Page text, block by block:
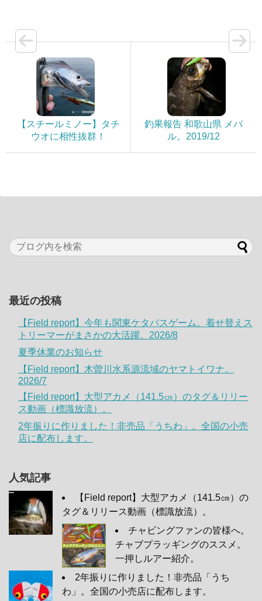
【スチールミノー】タチ
ウオに相性抜群！
釣果報告 和歌山県 メバ
ル。2019/12
最近の投稿
【Field report】今年も関東ケタバスゲーム。着せ替えス
トリーマーがまさかの大活躍。2026/8
夏季休業のお知らせ
【Field report】木曽川水系源流域のヤマトイワナ。
2026/7
【Field report】大型アカメ（141.5㎝）のタグ＆リリー
ス動画（標識放流）。
2年振りに作りました！非売品「うちわ」。全国の小売
店に配布します。
人気記事
【Field report】大型アカメ（141.5㎝）の
タグ＆リリース動画（標識放流）。
チャビングファンの皆様へ。
チャブプラッギングのススメ。
一押しルアー紹介。
2年振りに作りました！非売品「うち
わ」。全国の小売店に配布します。